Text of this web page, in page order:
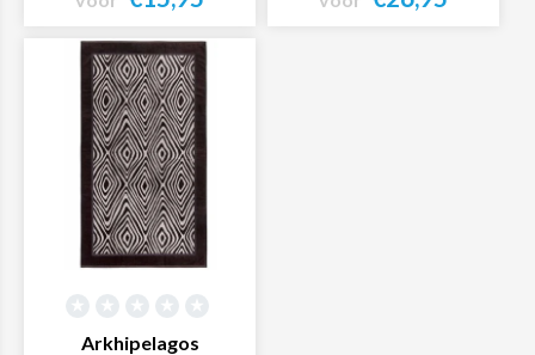
Bekijk product
Arkhipelagos